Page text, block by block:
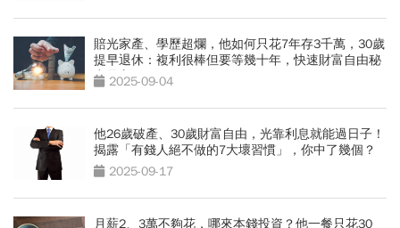
賠光家產、學歷超爛，他如何只花7年存3千萬，30歲
提早退休：複利很棒但要等幾十年，快速財富自由秘
密是它
2025-09-04
他26歲破產、30歲財富自由，光靠利息就能過日子！
揭露「有錢人絕不做的7大壞習慣」，你中了幾個？
2025-09-17
月薪2、3萬不夠花，哪來本錢投資？他一餐只花30